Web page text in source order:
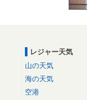
レジャー天気
山の天気
海の天気
空港